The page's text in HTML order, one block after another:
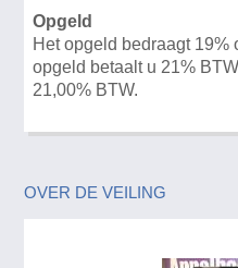
Opgeld
Het opgeld bedraagt 19%
opgeld betaalt u 21%
21,00% BTW.
OVER DE VEILING